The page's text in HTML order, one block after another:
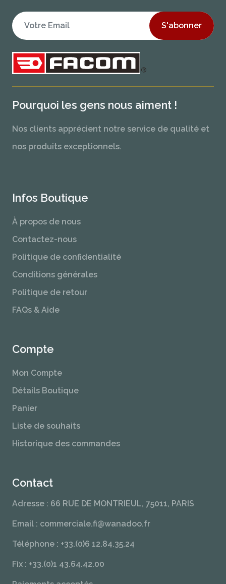
S'abonner
Pourquoi les gens nous aiment !
Nos clients apprécient notre service de qualité et
nos produits exceptionnels.
Infos Boutique
À propos de nous
Contactez-nous
Politique de confidentialité
Conditions générales
Politique de retour
FAQs & Aide
Compte
Mon Compte
Détails Boutique
Panier
Liste de souhaits
Historique des commandes
Contact
Adresse : 66 RUE DE MONTRIEUL, 75011, PARIS
Email : commerciale.fi@wanadoo.fr
Téléphone : +33.(0)6 12.84.35.24
Fix : +33.(0)1 43.64.42.00